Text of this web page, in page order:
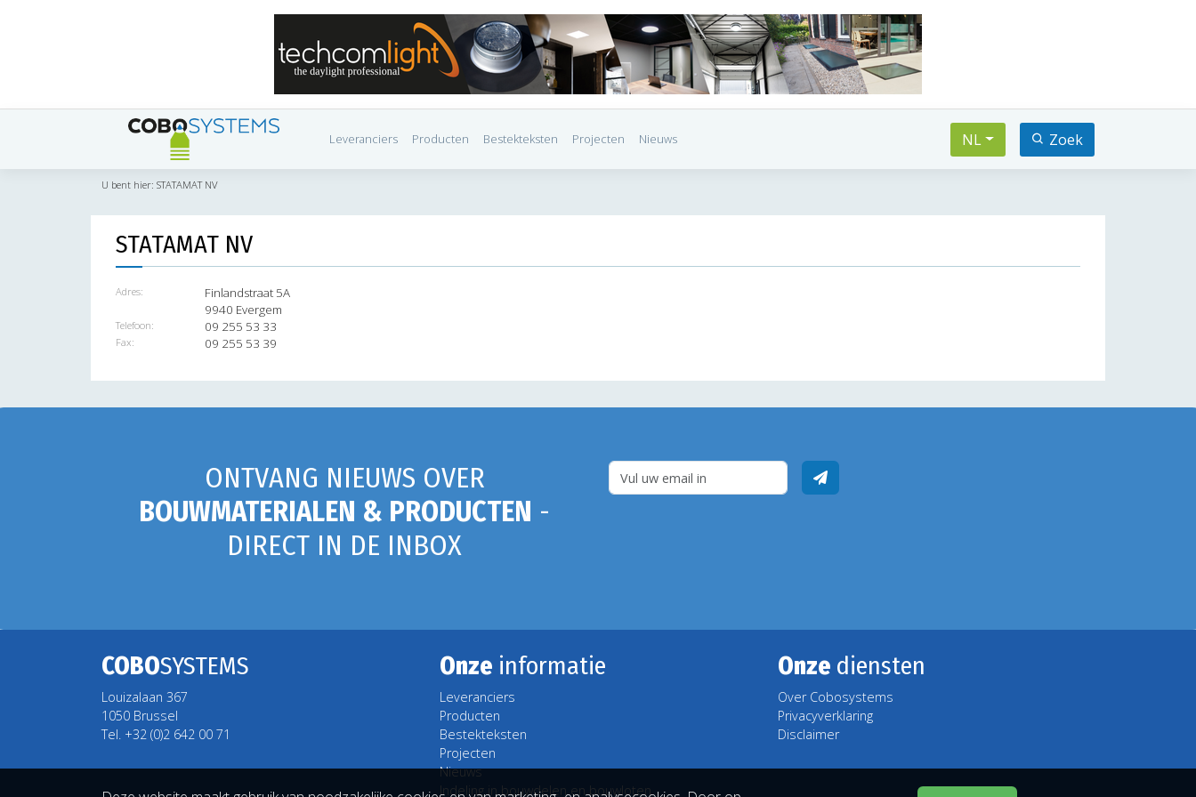
Leveranciers Producten Bestekteksten Projecten Nieuws NL Zoek
U bent hier: STATAMAT NV
STATAMAT NV
Adres:
Finlandstraat 5A
9940 Evergem
Telefoon: 09 255 53 33
Fax: 09 255 53 39
ONTVANG NIEUWS OVER
BOUWMATERIALEN & PRODUCTEN -
DIRECT IN DE INBOX
COBOSYSTEMS
Louizalaan 367
1050 Brussel
Tel. +32 (0)2 642 00 71
Onze informatie
Leveranciers
Producten
Bestekteksten
Projecten
Nieuws
Indeling in bouwdelen en bouwloten
Onze diensten
Over Cobosystems
Privacyverklaring
Disclaimer